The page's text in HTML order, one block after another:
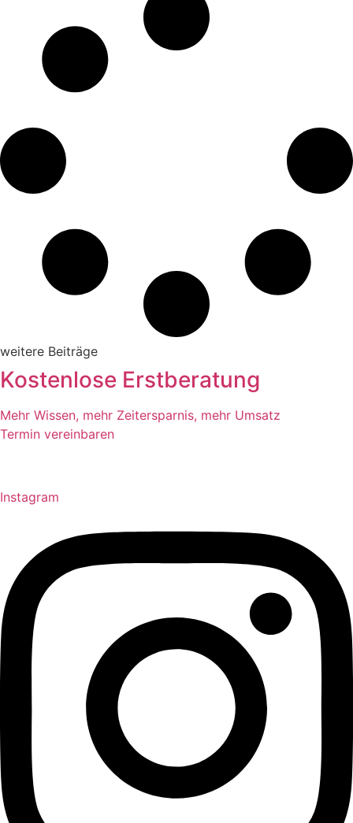
weitere Beiträge
Kostenlose Erstberatung
Mehr Wissen, mehr Zeitersparnis, mehr Umsatz
Termin vereinbaren
Instagram